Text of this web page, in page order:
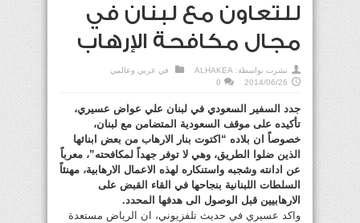
للتعاون مع لبنان في
مجال مكافحة الإرهاب
نشرت بواسطة: ALHAKEA في عربي وعالمي
2014/06/26
0
جدد السفير السعودي في لبنان علي عواض عسيري،
تأكيده على موقف السعودية المتضامن مع لبنان،
خصوصاً ان بلاده “اكتوت بنار الارهاب من بعض ابنائها
الذين ضلوا الطريق، وهي لا توفر جهداً لمكافحته”، معرباً
عن ادانته وشجبه واستنكاره لهذه الاعمال الارهابية، مهنئاً
السلطات اللبنانية بنجاحها في القاء القبض على
الارهابيين قبل الوصول الى هدفها المحدد.
واكد عسيري في حديث تلفزيوني، ان الرياض مستعدة